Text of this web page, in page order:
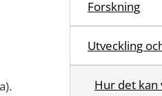
Forskning
Utveckling
Hur det kan